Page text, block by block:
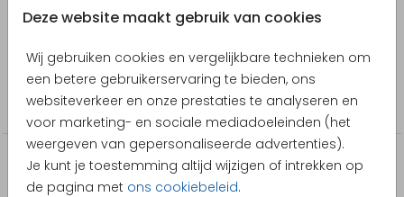
Deze website maakt gebruik van cookies
Wij gebruiken cookies en vergelijkbare technieken om
een betere gebruikerservaring te bieden, ons
websiteverkeer en onze prestaties te analyseren en
voor marketing- en sociale mediadoeleinden (het
weergeven van gepersonaliseerde advertenties).
Je kunt je toestemming altijd wijzigen of intrekken op
de pagina met ons cookiebeleid.
Designer
Collectie
Trouwkaarten